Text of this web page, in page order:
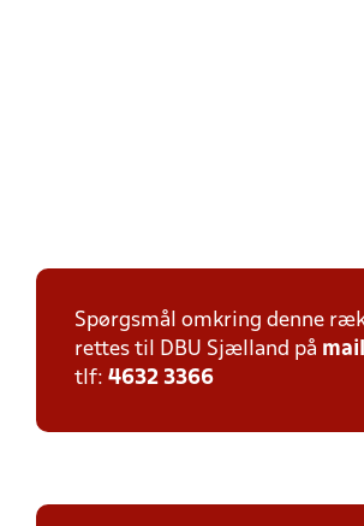
Spørgsmål omkring denne
rettes til DBU Sjælland på mail
tlf: 4632 3366